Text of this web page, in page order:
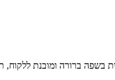
בשפה ברורה ומובנת